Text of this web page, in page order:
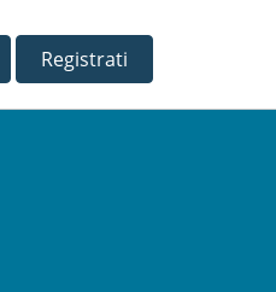
Registrati